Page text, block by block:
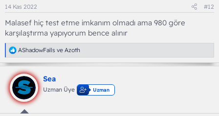
14 Kas 2022 #12
Malasef hiç test etme imkanım olmadı ama 980 göre
karşılaştırma yapıyorum bence alınır
T
e
p
k
i
l
e
r
:
AShadowFalls ve Azoth
Sea
Uzman Üye Uzman